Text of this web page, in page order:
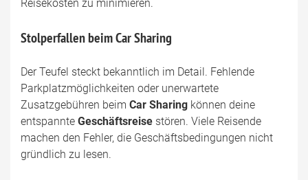
Reisekosten zu minimieren.
Stolperfallen beim Car Sharing
Der Teufel steckt bekanntlich im Detail. Fehlende
Parkplatzmöglichkeiten oder unerwartete
Zusatzgebühren beim Car Sharing können deine
entspannte Geschäftsreise stören. Viele Reisende
machen den Fehler, die Geschäftsbedingungen nicht
gründlich zu lesen.